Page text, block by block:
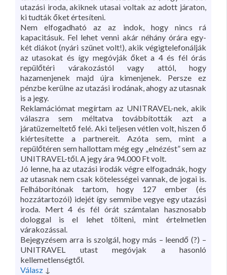
utazási iroda, akiknek utasai voltak az adott járaton,
ki tudták őket értesíteni.
Nem elfogadható az az indok, hogy nincs rá
kapacitásuk. Fel lehet venni akár néhány órára egy-
két diákot (nyári szünet volt!), akik végigtelefonálják
az utasokat és így megóvják őket a 4 és fél órás
repülőtéri várakozástól vagy attól, hogy
hazamenjenek majd újra kimenjenek. Persze ez
pénzbe kerülne az utazási irodának, ahogy az utasnak
is a jegy.
Reklamációmat megírtam az UNITRAVEL-nek, akik
válaszra sem méltatva továbbították azt a
járatüzemeltető felé. Aki teljesen vétlen volt, hiszen ő
kiértesítette a partnereit. Azóta sem, mint a
repülőtéren sem hallottam még egy „elnézést” sem az
UNITRAVEL-től. A jegy ára 94.000 Ft volt.
Jó lenne, ha az utazási irodák végre elfogadnák, hogy
az utasnak nem csak kötelességei vannak, de jogai is.
Felháborítónak tartom, hogy 127 ember (és
hozzátartozói) idejét így semmibe vegye egy utazási
iroda. Mert 4 és fél órát számtalan hasznosabb
dologgal is el lehet tölteni, mint értelmetlen
várakozással.
Bejegyzésem arra is szolgál, hogy más – leendő (?) –
UNITRAVEL utast megóvjak a hasonló
kellemetlenségtől.
Válasz ↓